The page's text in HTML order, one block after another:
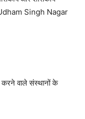
Udham Singh Nagar
करने वाले संस्थानों के